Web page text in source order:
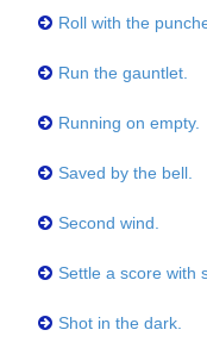
Roll with the
Run the gauntlet.
Running on empty.
Saved by the bell.
Second wind.
Settle a score with
Shot in the dark.